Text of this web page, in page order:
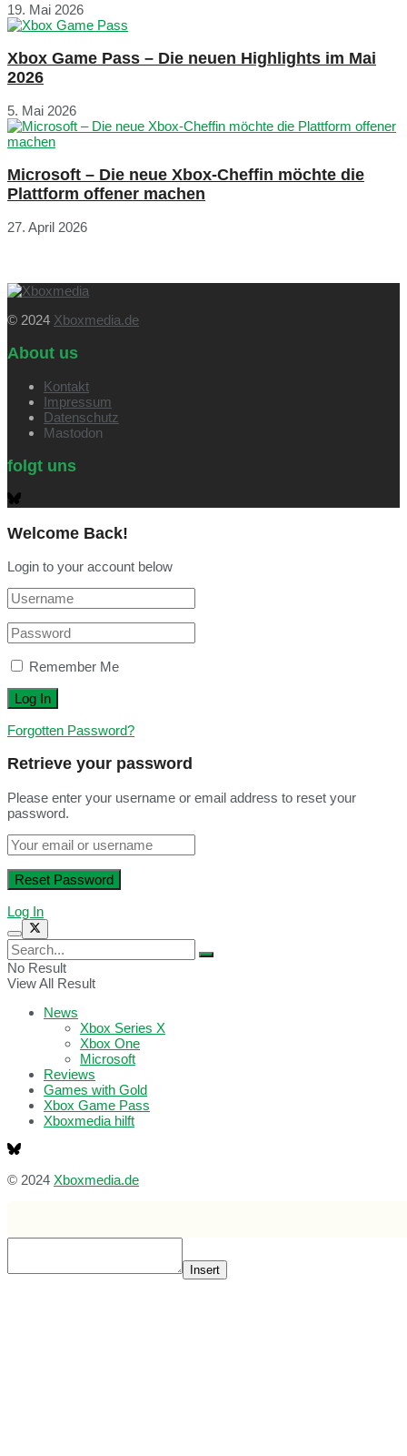
19. Mai 2026
Xbox Game Pass – Die neuen Highlights im Mai
2026
5. Mai 2026
Microsoft – Die neue Xbox-Cheffin möchte die
Plattform offener machen
27. April 2026
© 2024 Xboxmedia.de
About us
Kontakt
Impressum
Datenschutz
Mastodon
folgt uns
Welcome Back!
Login to your account below
Remember Me
Forgotten Password?
Retrieve your password
Please enter your username or email address to reset your
password.
Log In
No Result
View All Result
News
Xbox Series X
Xbox One
Microsoft
Reviews
Games with Gold
Xbox Game Pass
Xboxmedia hilft
© 2024 Xboxmedia.de
Insert